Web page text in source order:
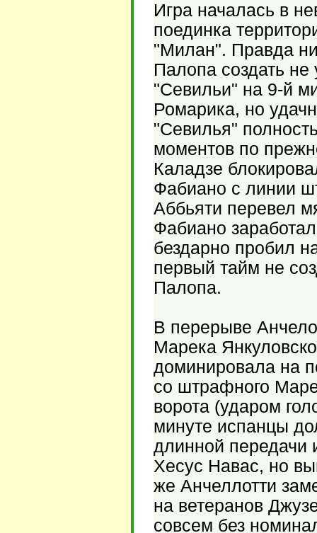
Игра началась в
поединка
"Милан". Правда
Палопа создать не
"Севильи" на 9-й
Ромарика, но
"Севилья"
моментов по
Каладзе
Фабиано с линии
Аббьяти перевел
Фабиано
бездарно пробил
первый тайм не
Палопа.
В перерыве
Марека
доминировала на
со штрафного
ворота (ударом
минуте испанцы
длинной передачи
Хесус Навас, но
же Анчеллотти
на ветеранов
совсем без